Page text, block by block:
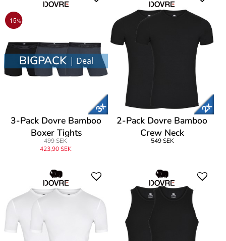
-15%
BIGPACK | Deal
3-Pack Dovre Bamboo
Boxer Tights
499 SEK
423,90 SEK
2-Pack Dovre Bamboo
Crew Neck
549 SEK